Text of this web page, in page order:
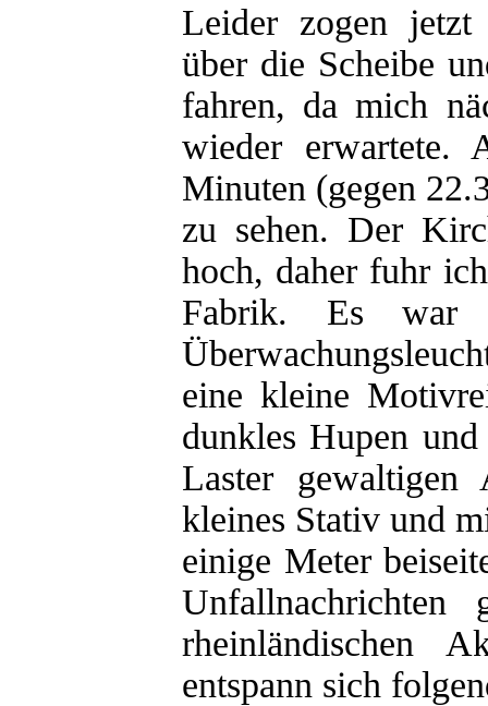
Leider zogen
über die Scheibe
fahren, da mich
wieder erwartete.
Minuten (gegen
zu sehen. Der
hoch, daher fuhr
Fabrik. Es war
eine kleine
dunkles Hupen
Laster gewaltigen
kleines Stativ und
einige Meter
rheinländischen
entspann sich